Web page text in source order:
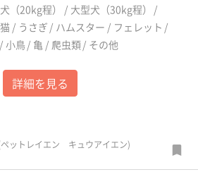
（20kg程）
大型犬（30kg程）
猫 うさぎ ハムスター
フェレット
小鳥 亀 爬虫類 その他
詳細を見る
ットレイエン キュウアイエン)